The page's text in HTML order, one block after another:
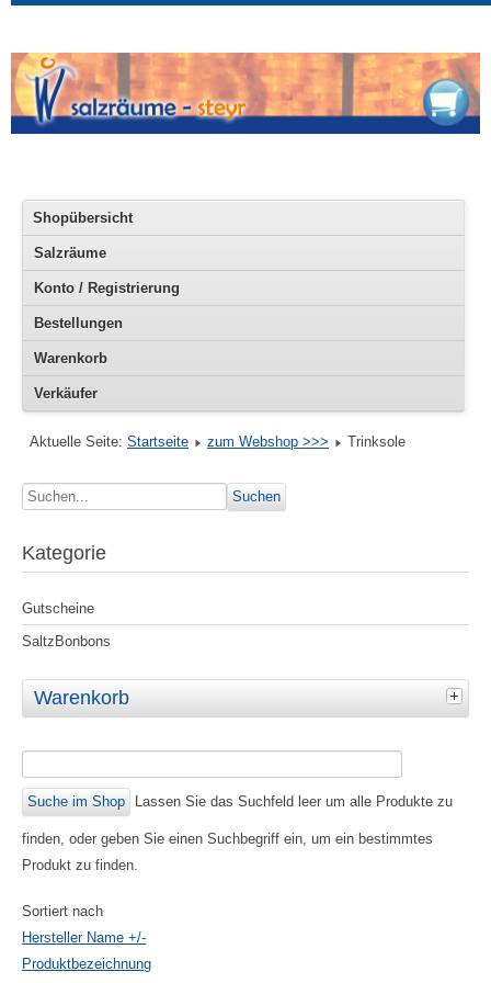
Shopübersicht
Salzräume
Konto / Registrierung
Bestellungen
Warenkorb
Verkäufer
Aktuelle Seite: Startseite zum Webshop >>> Trinksole
Kategorie
Gutscheine
SaltzBonbons
Warenkorb
Lassen Sie das Suchfeld leer um alle Produkte zu
finden, oder geben Sie einen Suchbegriff ein, um ein bestimmtes
Produkt zu finden.
Sortiert nach
Hersteller Name +/-
Produktbezeichnung